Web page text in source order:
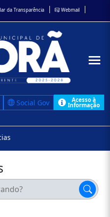
da Transparência Webmail
Social Gov Acesso à
Informação